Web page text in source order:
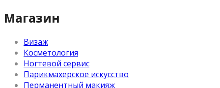
Магазин
Визаж
Косметология
Ногтевой сервис
Парикмахерское искусство
Перманентный макияж